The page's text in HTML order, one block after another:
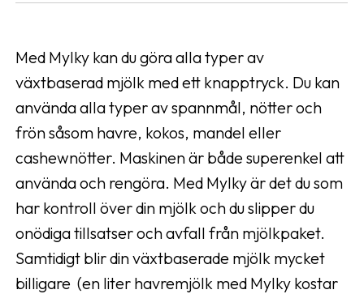
Med Mylky kan du göra alla typer av
växtbaserad mjölk med ett knapptryck. Du kan
använda alla typer av spannmål, nötter och
frön såsom havre, kokos, mandel eller
cashewnötter. Maskinen är både superenkel att
använda och rengöra. Med Mylky är det du som
har kontroll över din mjölk och du slipper du
onödiga tillsatser och avfall från mjölkpaket.
Samtidigt blir din växtbaserade mjölk mycket
billigare (en liter havremjölk med Mylky kostar